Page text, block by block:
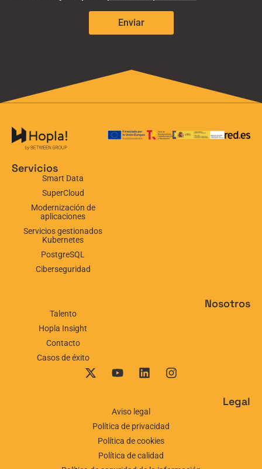
Enviar
Servicios
Smart Data
SuperCloud
Modernización de
aplicaciones
Servicios gestionados
Kubernetes
PostgreSQL
Ciberseguridad
Nosotros
Talento
Hopla Insight
Contacto
Casos de éxito
Legal
Aviso legal
Política de privacidad
Política de cookies
Política de calidad